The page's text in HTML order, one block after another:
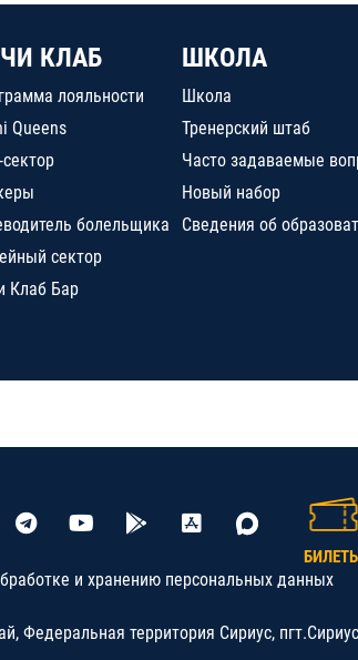
КЛАБ
лояльности
Queens
болельщика
сектор
Клаб Бар
ШКОЛА
Школа
Тренерский штаб
Часто задаваемые
Новый набор
Сведения об
и хранению персональных данных
Федеральная территория Сириус,